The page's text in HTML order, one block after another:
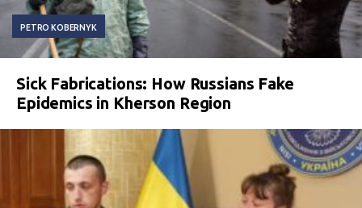
PETRO KOBERNYK
Sick Fabrications: How Russians Fake
Epidemics in Kherson Region